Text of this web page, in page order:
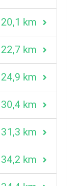
20,1 km
22,7 km
24,9 km
30,4 km
31,3 km
34,2 km